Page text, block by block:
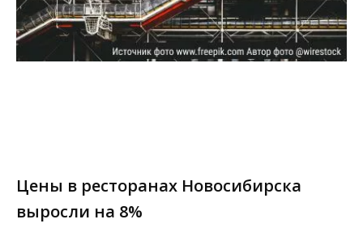
Цены в ресторанах Новосибирска
выросли на 8%